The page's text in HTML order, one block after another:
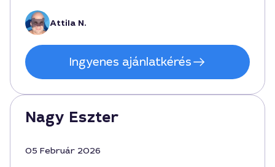
Attila N.
Ingyenes ajánlatkérés
Nagy Eszter
05 Február 2026